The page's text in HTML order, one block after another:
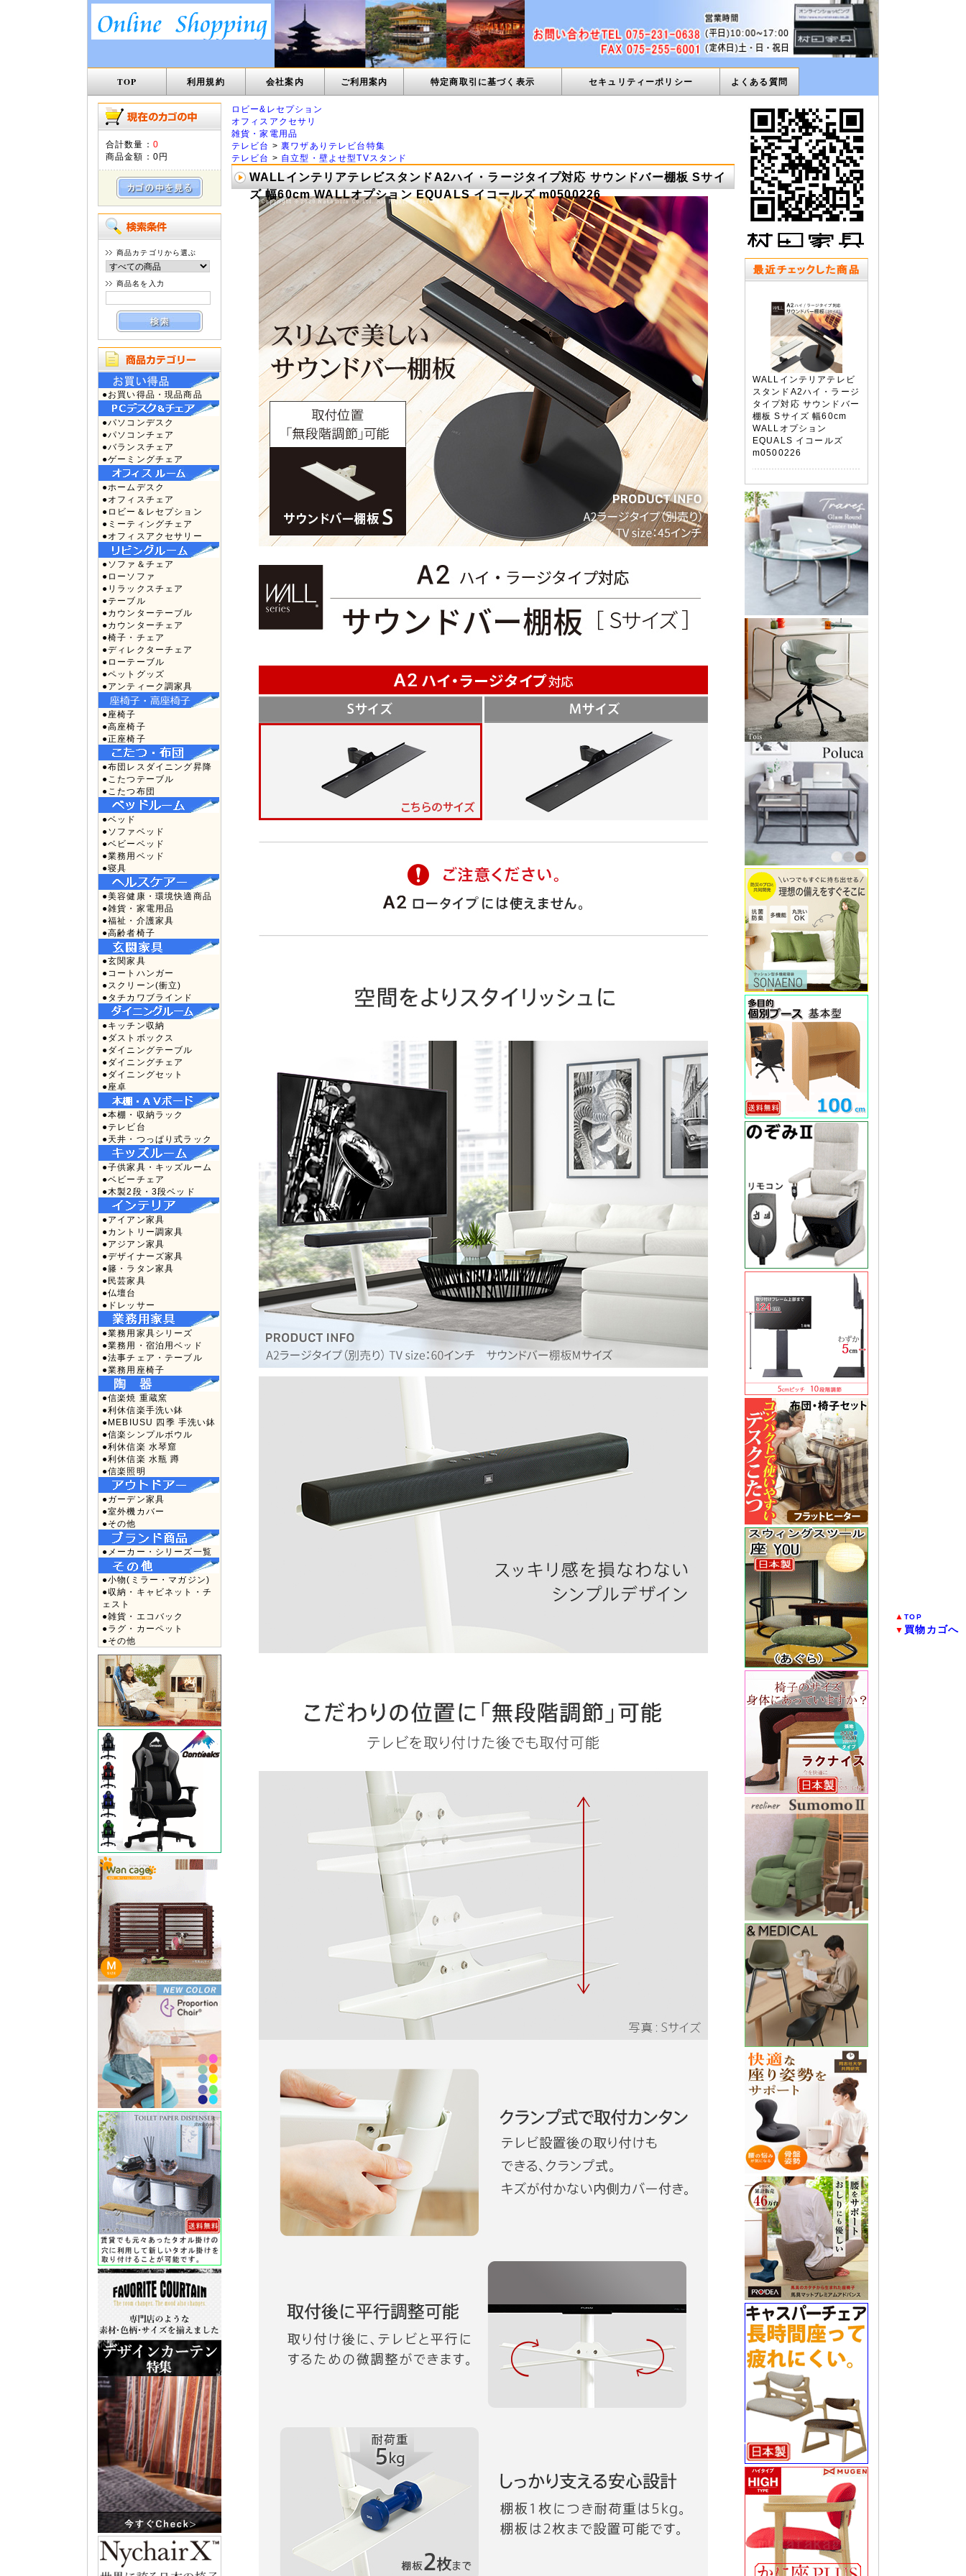
TOP 利用規約 会社案内 ご利用案内 特定商取引に基づく表示 セキュリティーポリシー よくある質問
合計数量： 0
商品金額： 0円
商品カテゴリから選ぶ
商品名を入力
●お買い得品・現品商品
●パソコンデスク
●パソコンチェア
●バランスチェア
●ゲーミングチェア
●ホームデスク
●オフィスチェア
●ロビー＆レセプション
●ミーティングチェア
●オフィスアクセサリー
●ソファ＆チェア
●ローソファ
●リラックスチェア
●テーブル
●カウンターテーブル
●カウンターチェア
●椅子・チェア
●ディレクターチェア
●ローテーブル
●ペットグッズ
●アンティーク調家具
●座椅子
●高座椅子
●正座椅子
●布団レスダイニング昇降
●こたつテーブル
●こたつ布団
●ベッド
●ソファベッド
●ベビーベッド
●業務用ベッド
●寝具
●美容健康・環境快適商品
●雑貨・家電用品
●福祉・介護家具
●高齢者椅子
●玄関家具
●コートハンガー
●スクリーン(衝立)
●タチカワブラインド
●キッチン収納
●ダストボックス
●ダイニングテーブル
●ダイニングチェア
●ダイニングセット
●座卓
●本棚・収納ラック
●テレビ台
●天井・つっぱり式ラック
●子供家具・キッズルーム
●ベビーチェア
●木製2段・3段ベッド
●アイアン家具
●カントリー調家具
●アジアン家具
●デザイナーズ家具
●籐・ラタン家具
●民芸家具
●仏壇台
●ドレッサー
●業務用家具シリーズ
●業務用・宿泊用ベッド
●法事チェア・テーブル
●業務用座椅子
●信楽焼 重蔵窯
●利休信楽手洗い鉢
●MEBIUSU 四季 手洗い鉢
●信楽シンプルボウル
●利休信楽 水琴窟
●利休信楽 水瓶 蹲
●信楽照明
●ガーデン家具
●室外機カバー
●その他
●メーカー・シリーズ一覧
●小物(ミラー・マガジン)
●収納・キャビネット・チ
ェスト
●雑貨・エコバック
●ラグ・カーペット
●その他
ロビー&レセプション
オフィスアクセサリ
雑貨・家電用品
テレビ台 >裏ワザありテレビ台特集
テレビ台 > 自立型・壁よせ型TVスタンド
WALLインテリアテレビスタンドA2ハイ・ラージタイプ対応 サウンドバー棚板 Sサイ
ズ 幅60cm WALLオプション EQUALS イコールズ m0500226
WALLインテリアテレビ
スタンドA2ハイ・ラージ
タイプ対応 サウンドバー
棚板 Sサイズ 幅60cm
WALLオプション
EQUALS イコールズ
m0500226
▲TOP
▼ 買物カゴへ